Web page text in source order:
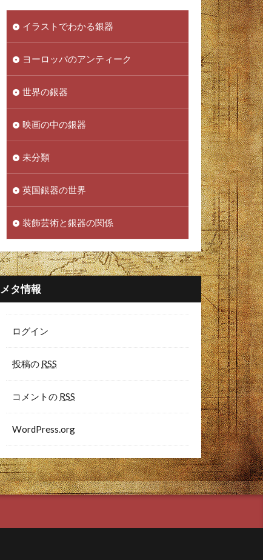
イラストでわかる銀器
ヨーロッパのアンティーク
世界の銀器
映画の中の銀器
未分類
英国銀器の世界
装飾芸術と銀器の関係
メタ情報
ログイン
投稿の RSS
コメントの RSS
WordPress.org